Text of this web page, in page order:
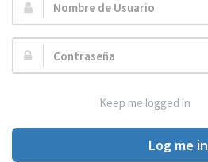
Nombre
de
Usuario:
Contraseña:
Keep me logged in
Log me in